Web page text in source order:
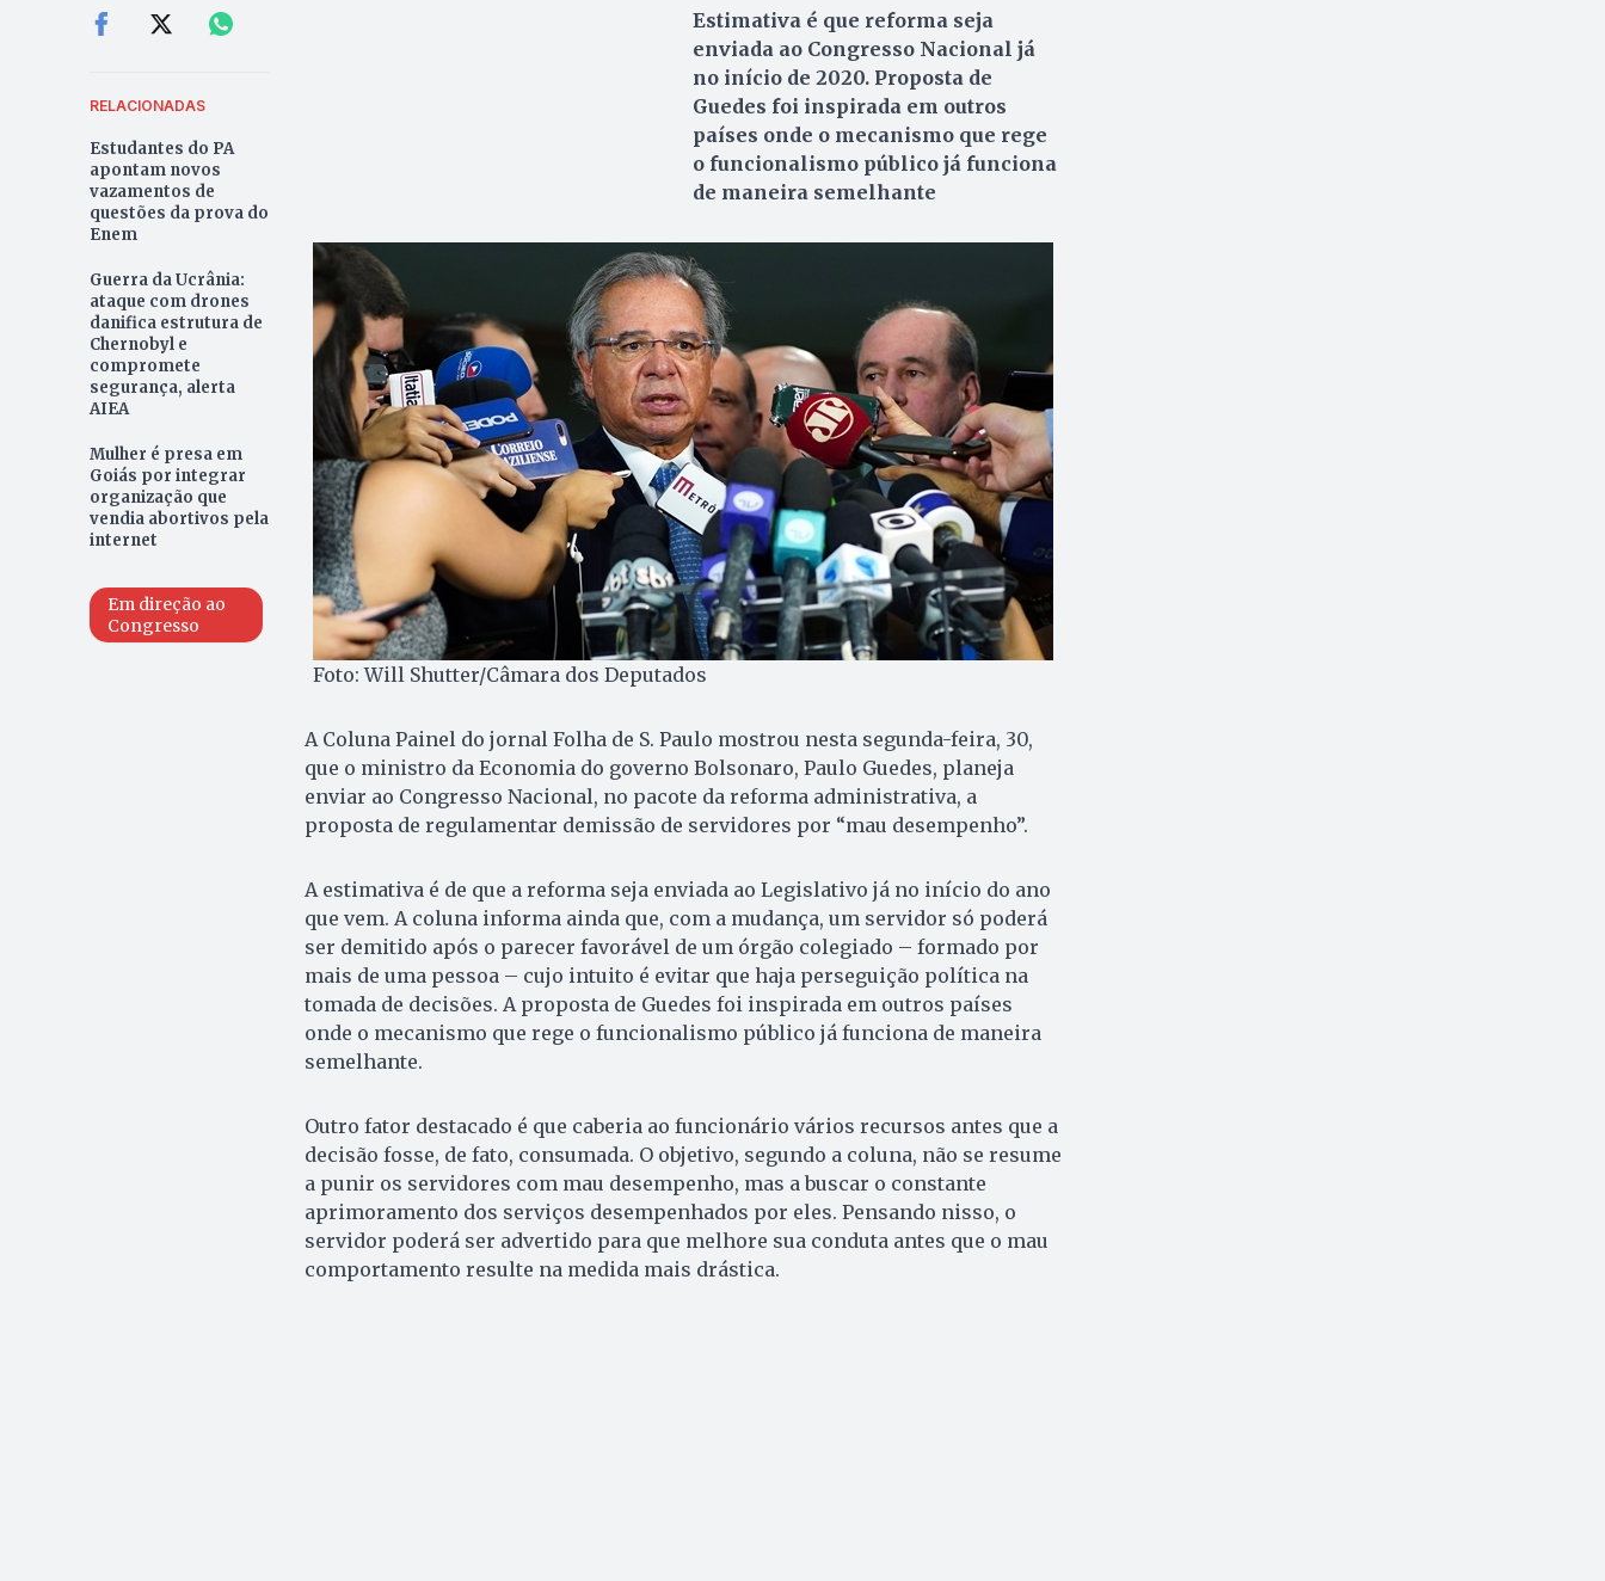
RELACIONADAS
Estudantes do PA
apontam novos
vazamentos de
questões da prova do
Enem
Guerra da Ucrânia:
ataque com drones
danifica estrutura de
Chernobyl e
compromete
segurança, alerta
AIEA
Mulher é presa em
Goiás por integrar
organização que
vendia abortivos pela
internet
Em direção ao
Congresso
Estimativa é que reforma seja
enviada ao Congresso Nacional já
no início de 2020. Proposta de
Guedes foi inspirada em outros
países onde o mecanismo que rege
o funcionalismo público já funciona
de maneira semelhante
Foto: Will Shutter/Câmara dos Deputados
A Coluna Painel do jornal Folha de S. Paulo mostrou nesta segunda-feira, 30,
que o ministro da Economia do governo Bolsonaro, Paulo Guedes, planeja
enviar ao Congresso Nacional, no pacote da reforma administrativa, a
proposta de regulamentar demissão de servidores por “mau desempenho”.
A estimativa é de que a reforma seja enviada ao Legislativo já no início do ano
que vem. A coluna informa ainda que, com a mudança, um servidor só poderá
ser demitido após o parecer favorável de um órgão colegiado – formado por
mais de uma pessoa – cujo intuito é evitar que haja perseguição política na
tomada de decisões. A proposta de Guedes foi inspirada em outros países
onde o mecanismo que rege o funcionalismo público já funciona de maneira
semelhante.
Outro fator destacado é que caberia ao funcionário vários recursos antes que a
decisão fosse, de fato, consumada. O objetivo, segundo a coluna, não se resume
a punir os servidores com mau desempenho, mas a buscar o constante
aprimoramento dos serviços desempenhados por eles. Pensando nisso, o
servidor poderá ser advertido para que melhore sua conduta antes que o mau
comportamento resulte na medida mais drástica.